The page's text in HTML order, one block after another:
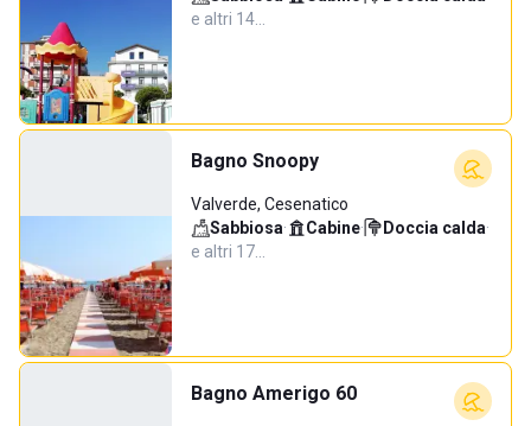
e altri 14…
Bagno Snoopy
Valverde, Cesenatico
Sabbiosa· Cabine· Doccia calda·
e altri 17…
Bagno Amerigo 60